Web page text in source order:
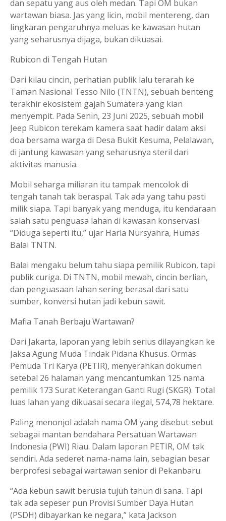
dan sepatu yang aus oleh medan. Tapi OM bukan
wartawan biasa. Jas yang licin, mobil mentereng, dan
lingkaran pengaruhnya meluas ke kawasan hutan
yang seharusnya dijaga, bukan dikuasai.
Rubicon di Tengah Hutan
Dari kilau cincin, perhatian publik lalu terarah ke
Taman Nasional Tesso Nilo (TNTN), sebuah benteng
terakhir ekosistem gajah Sumatera yang kian
menyempit. Pada Senin, 23 Juni 2025, sebuah mobil
Jeep Rubicon terekam kamera saat hadir dalam aksi
doa bersama warga di Desa Bukit Kesuma, Pelalawan,
di jantung kawasan yang seharusnya steril dari
aktivitas manusia.
Mobil seharga miliaran itu tampak mencolok di
tengah tanah tak beraspal. Tak ada yang tahu pasti
milik siapa. Tapi banyak yang menduga, itu kendaraan
salah satu penguasa lahan di kawasan konservasi.
“Diduga seperti itu,” ujar Harla Nursyahra, Humas
Balai TNTN.
Balai mengaku belum tahu siapa pemilik Rubicon, tapi
publik curiga. Di TNTN, mobil mewah, cincin berlian,
dan penguasaan lahan sering berasal dari satu
sumber, konversi hutan jadi kebun sawit.
Mafia Tanah Berbaju Wartawan?
Dari Jakarta, laporan yang lebih serius dilayangkan ke
Jaksa Agung Muda Tindak Pidana Khusus. Ormas
Pemuda Tri Karya (PETIR), menyerahkan dokumen
setebal 26 halaman yang mencantumkan 125 nama
pemilik 173 Surat Keterangan Ganti Rugi (SKGR). Total
luas lahan yang dikuasai secara ilegal, 574,78 hektare.
Paling menonjol adalah nama OM yang disebut-sebut
sebagai mantan bendahara Persatuan Wartawan
Indonesia (PWI) Riau. Dalam laporan PETIR, OM tak
sendiri. Ada sederet nama-nama lain, sebagian besar
berprofesi sebagai wartawan senior di Pekanbaru.
“Ada kebun sawit berusia tujuh tahun di sana. Tapi
tak ada sepeser pun Provisi Sumber Daya Hutan
(PSDH) dibayarkan ke negara,” kata Jackson